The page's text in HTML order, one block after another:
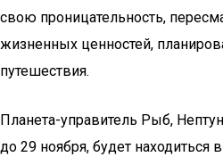
свою проницательность,
жизненных ценностей,
путешествия.
Планета-управитель Рыб,
до 29 ноября, будет